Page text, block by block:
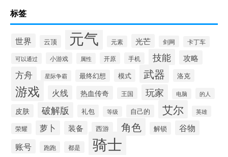
标签
世界 云顶 元气 元素 光芒 剑网 卡丁车
可以通过 小游戏 属性 开原 手机 技能 攻略
方舟 星际争霸 最终幻想 模式 武器 洛克
游戏 火线 热血传奇 王国 玩家 电脑 的人
皮肤 破解版 礼包 等级 自己的 艾尔 英雄
荣耀 萝卜 装备 西游 角色 解锁 谷物
账号 跑跑 都是 骑士